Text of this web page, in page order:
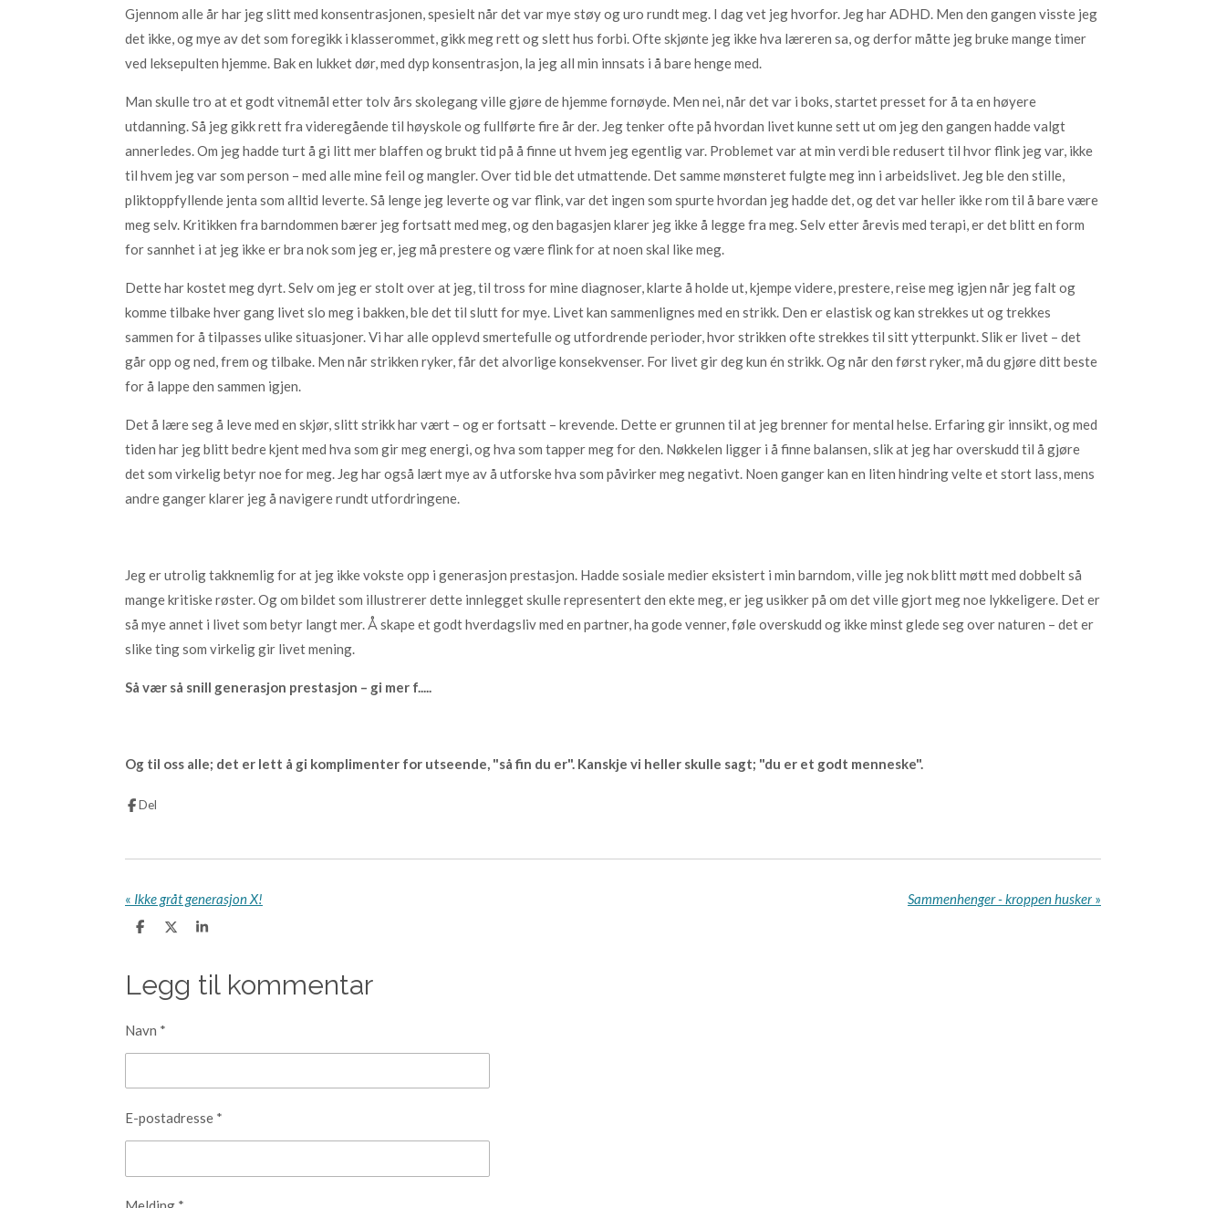
Gjennom alle år har jeg slitt med konsentrasjonen, spesielt når det var mye støy og uro rundt meg. I dag vet jeg hvorfor. Jeg har ADHD. Men den gangen visste jeg
det ikke, og mye av det som foregikk i klasserommet, gikk meg rett og slett hus forbi. Ofte skjønte jeg ikke hva læreren sa, og derfor måtte jeg bruke mange timer
ved leksepulten hjemme. Bak en lukket dør, med dyp konsentrasjon, la jeg all min innsats i å bare henge med.
Man skulle tro at et godt vitnemål etter tolv års skolegang ville gjøre de hjemme fornøyde. Men nei, når det var i boks, startet presset for å ta en høyere
utdanning. Så jeg gikk rett fra videregående til høyskole og fullførte fire år der. Jeg tenker ofte på hvordan livet kunne sett ut om jeg den gangen hadde valgt
annerledes. Om jeg hadde turt å gi litt mer blaffen og brukt tid på å finne ut hvem jeg egentlig var. Problemet var at min verdi ble redusert til hvor flink jeg var, ikke
til hvem jeg var som person – med alle mine feil og mangler. Over tid ble det utmattende. Det samme mønsteret fulgte meg inn i arbeidslivet. Jeg ble den stille,
pliktoppfyllende jenta som alltid leverte. Så lenge jeg leverte og var flink, var det ingen som spurte hvordan jeg hadde det, og det var heller ikke rom til å bare være
meg selv. Kritikken fra barndommen bærer jeg fortsatt med meg, og den bagasjen klarer jeg ikke å legge fra meg. Selv etter årevis med terapi, er det blitt en form
for sannhet i at jeg ikke er bra nok som jeg er, jeg må prestere og være flink for at noen skal like meg.
Dette har kostet meg dyrt. Selv om jeg er stolt over at jeg, til tross for mine diagnoser, klarte å holde ut, kjempe videre, prestere, reise meg igjen når jeg falt og
komme tilbake hver gang livet slo meg i bakken, ble det til slutt for mye. Livet kan sammenlignes med en strikk. Den er elastisk og kan strekkes ut og trekkes
sammen for å tilpasses ulike situasjoner. Vi har alle opplevd smertefulle og utfordrende perioder, hvor strikken ofte strekkes til sitt ytterpunkt. Slik er livet – det
går opp og ned, frem og tilbake. Men når strikken ryker, får det alvorlige konsekvenser. For livet gir deg kun én strikk. Og når den først ryker, må du gjøre ditt beste
for å lappe den sammen igjen.
Det å lære seg å leve med en skjør, slitt strikk har vært – og er fortsatt – krevende. Dette er grunnen til at jeg brenner for mental helse. Erfaring gir innsikt, og med
tiden har jeg blitt bedre kjent med hva som gir meg energi, og hva som tapper meg for den. Nøkkelen ligger i å finne balansen, slik at jeg har overskudd til å gjøre
det som virkelig betyr noe for meg. Jeg har også lært mye av å utforske hva som påvirker meg negativt. Noen ganger kan en liten hindring velte et stort lass, mens
andre ganger klarer jeg å navigere rundt utfordringene.
Jeg er utrolig takknemlig for at jeg ikke vokste opp i generasjon prestasjon. Hadde sosiale medier eksistert i min barndom, ville jeg nok blitt møtt med dobbelt så
mange kritiske røster. Og om bildet som illustrerer dette innlegget skulle representert den ekte meg, er jeg usikker på om det ville gjort meg noe lykkeligere. Det er
så mye annet i livet som betyr langt mer. Å skape et godt hverdagsliv med en partner, ha gode venner, føle overskudd og ikke minst glede seg over naturen – det er
slike ting som virkelig gir livet mening.
Så vær så snill generasjon prestasjon – gi mer f.....
Og til oss alle; det er lett å gi komplimenter for utseende, "så fin du er". Kanskje vi heller skulle sagt; "du er et godt menneske".
Del
« Ikke gråt generasjon X! Sammenhenger - kroppen husker »
D
D
D
Legg til kommentar
Navn *
E-postadresse *